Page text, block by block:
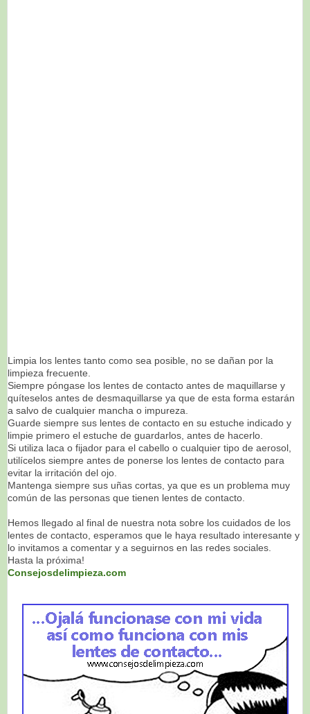
Limpia los lentes tanto como sea posible, no se dañan por la
limpieza frecuente.
Siempre póngase los lentes de contacto antes de maquillarse y
quíteselos antes de desmaquillarse ya que de esta forma estarán
a salvo de cualquier mancha o impureza.
Guarde siempre sus lentes de contacto en su estuche indicado y
limpie primero el estuche de guardarlos, antes de hacerlo.
Si utiliza laca o fijador para el cabello o cualquier tipo de aerosol,
utilícelos siempre antes de ponerse los lentes de contacto para
evitar la irritación del ojo.
Mantenga siempre sus uñas cortas, ya que es un problema muy
común de las personas que tienen lentes de contacto.
Hemos llegado al final de nuestra nota sobre los cuidados de los
lentes de contacto, esperamos que le haya resultado interesante y
lo invitamos a comentar y a seguirnos en las redes sociales.
Hasta la próxima!
Consejosdelimpieza.com